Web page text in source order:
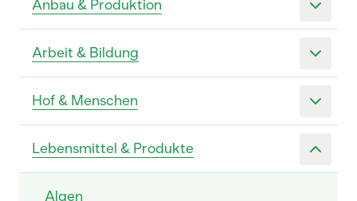
Anbau & Produktion
Arbeit & Bildung
Hof & Menschen
Lebensmittel & Produkte
Algen